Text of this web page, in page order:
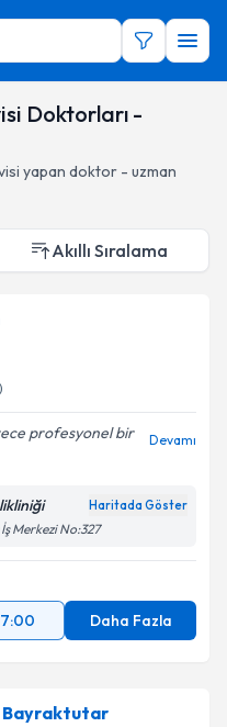
Doktorları -
yapan doktor - uzman
Akıllı Sıralama
profesyonel bir
Devamı
Haritada Göster
Merkezi No:327
Daha Fazla
Bayraktutar